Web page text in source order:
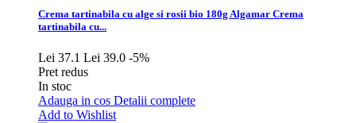
Crema tartinabila cu alge si rosii bio 180g Algamar Crema
tartinabila cu...
Lei 37.1 Lei 39.0 -5%
Pret redus
In stoc
Adauga in cos Detalii complete
Add to Wishlist